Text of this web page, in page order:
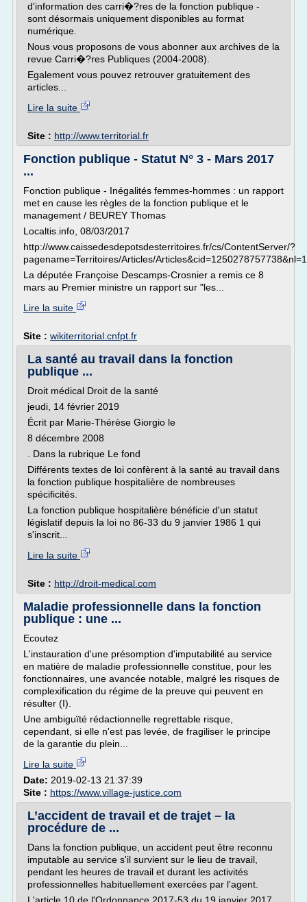
d'information des carri�?res de la fonction publique -
sont désormais uniquement disponibles au format
numérique.
Nous vous proposons de vous abonner aux archives de la
revue Carri�?res Publiques (2004-2008).
Egalement vous pouvez retrouver gratuitement des
articles...
Lire la suite
Site : http://www.territorial.fr
Fonction publique - Statut N° 3 - Mars 2017
...
Fonction publique - Inégalités femmes-hommes : un rapport
met en cause les règles de la fonction publique et le
management / BEUREY Thomas
Localtis.info, 08/03/2017
http://www.caissedesdepotsdesterritoires.fr/cs/ContentServer/?
pagename=Territoires/Articles/Articles&cid=1250278757738&nl=1
La députée Françoise Descamps-Crosnier a remis ce 8
mars au Premier ministre un rapport sur "les...
Lire la suite
Site : wikiterritorial.cnfpt.fr
La santé au travail dans la fonction
publique ...
Droit médical Droit de la santé
jeudi, 14 février 2019
Écrit par Marie-Thérèse Giorgio le
8 décembre 2008
. Dans la rubrique Le fond
Différents textes de loi confèrent à la santé au travail dans
la fonction publique hospitalière de nombreuses
spécificités.
La fonction publique hospitalière bénéficie d'un statut
législatif depuis la loi no 86-33 du 9 janvier 1986 1 qui
s'inscrit...
Lire la suite
Site : http://droit-medical.com
Maladie professionnelle dans la fonction
publique : une ...
Ecoutez
L'instauration d'une présomption d'imputabilité au service
en matière de maladie professionnelle constitue, pour les
fonctionnaires, une avancée notable, malgré les risques de
complexification du régime de la preuve qui peuvent en
résulter (I).
Une ambiguïté rédactionnelle regrettable risque,
cependant, si elle n'est pas levée, de fragiliser le principe
de la garantie du plein...
Lire la suite
Date: 2019-02-13 21:37:39
Site : https://www.village-justice.com
L’accident de travail et de trajet – la
procédure de ...
Dans la fonction publique, un accident peut être reconnu
imputable au service s'il survient sur le lieu de travail,
pendant les heures de travail et durant les activités
professionnelles habituellement exercées par l'agent.